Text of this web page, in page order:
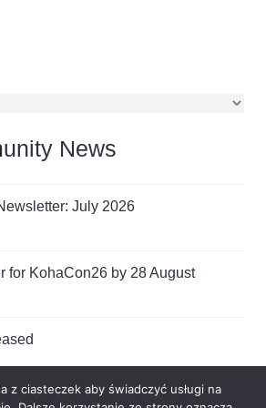
News
July 2026
for KohaCon26 by 28 August
z ciasteczek aby świadczyć usługi na